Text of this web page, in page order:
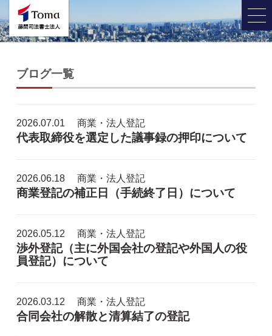
ブログ一覧
2026.07.01 商業・法人登記
代表取締役を選定した議事録の押印について
2026.06.18 商業・法人登記
商業登記の補正日（手続終了日）について
2026.05.12 商業・法人登記
渉外登記（主に外国会社の登記や外国人の役
員登記）について
2026.03.12 商業・法人登記
合同会社の解散と清算結了の登記